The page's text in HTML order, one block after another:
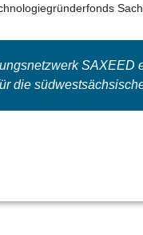
SAXEED
die